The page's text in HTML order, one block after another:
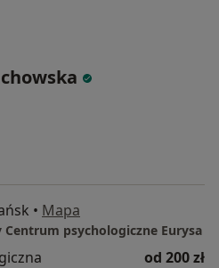
• Mapa
psychologiczne Eurysa
od 200 zł